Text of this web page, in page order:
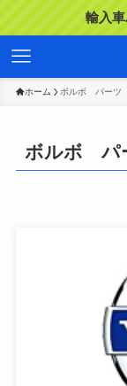
輸入
ホーム ボルボ パー
ボルボ パ